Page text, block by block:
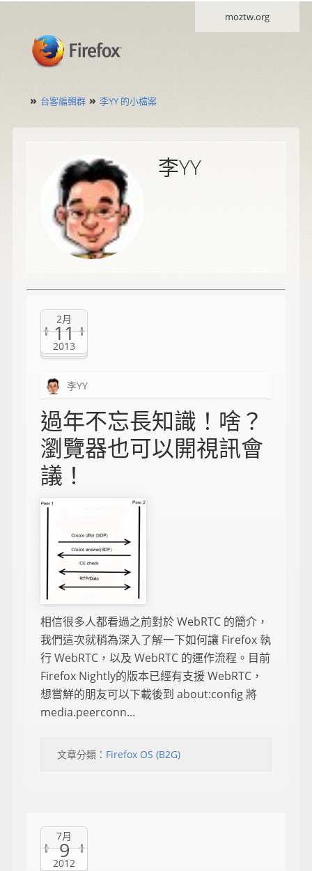
moztw.org
» 台客編輯群 » 李YY 的小檔案
李YY
2月
11
2013
李YY
過年不忘長知識！啥？
瀏覽器也可以開視訊會
議！
相信很多人都看過之前對於 WebRTC 的簡介，
我們這次就稍為深入了解一下如何讓 Firefox 執
行 WebRTC，以及 WebRTC 的運作流程。目前
Firefox Nightly的版本已經有支援 WebRTC，
想嘗鮮的朋友可以下載後到 about:config 將
media.peerconn...
文章分類： Firefox OS (B2G)
7月
9
2012